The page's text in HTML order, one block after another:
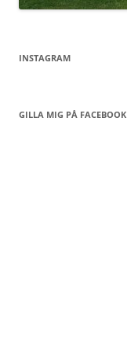
INSTAGRAM
GILLA MIG PÅ FACEBOOK